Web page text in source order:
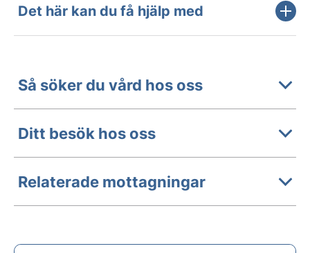
Det här kan du få hjälp med
Så söker du vård hos oss
Ditt besök hos oss
Relaterade mottagningar